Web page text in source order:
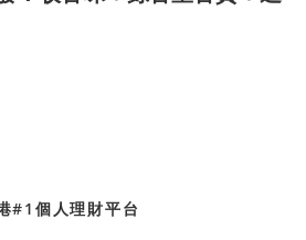
#1個人理財平台